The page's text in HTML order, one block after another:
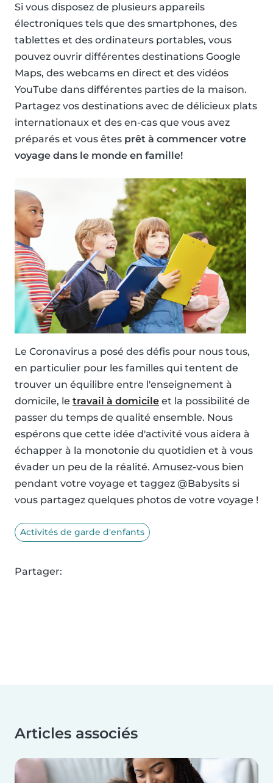
Si vous disposez de plusieurs appareils
électroniques tels que des smartphones, des
tablettes et des ordinateurs portables, vous
pouvez ouvrir différentes destinations Google
Maps, des webcams en direct et des vidéos
YouTube dans différentes parties de la maison.
Partagez vos destinations avec de délicieux plats
internationaux et des en-cas que vous avez
préparés et vous êtes prêt à commencer votre
voyage dans le monde en famille!
Le Coronavirus a posé des défis pour nous tous,
en particulier pour les familles qui tentent de
trouver un équilibre entre l'enseignement à
domicile, le travail à domicile et la possibilité de
passer du temps de qualité ensemble. Nous
espérons que cette idée d'activité vous aidera à
échapper à la monotonie du quotidien et à vous
évader un peu de la réalité. Amusez-vous bien
pendant votre voyage et taggez @Babysits si
vous partagez quelques photos de votre voyage !
Activités de garde d'enfants
Partager:
Articles associés